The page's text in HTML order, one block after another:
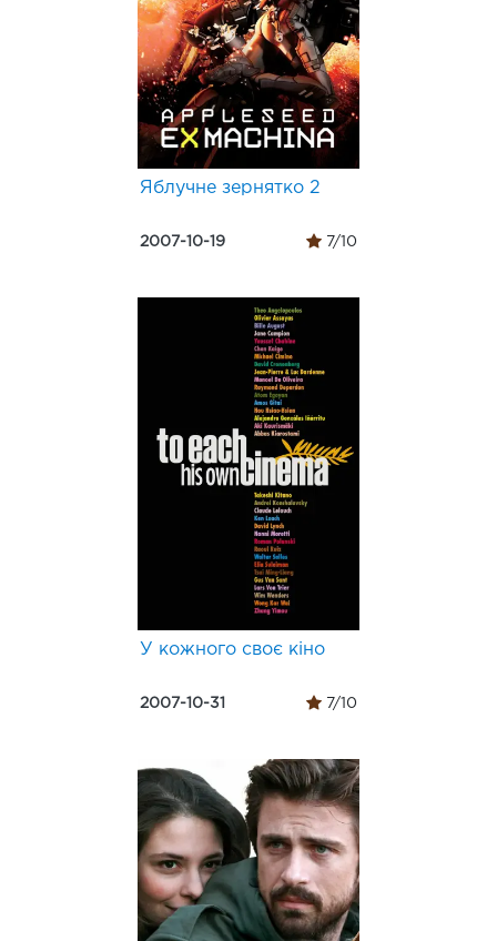
Яблучне зернятко 2
2007-10-19 7/10
У кожного своє кіно
2007-10-31 7/10